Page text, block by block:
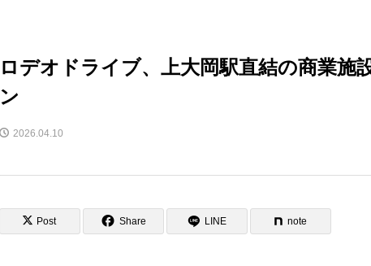
ロデオドライブ、上大岡駅直結の商業
ン
2026.04.10
Post Share LINE note